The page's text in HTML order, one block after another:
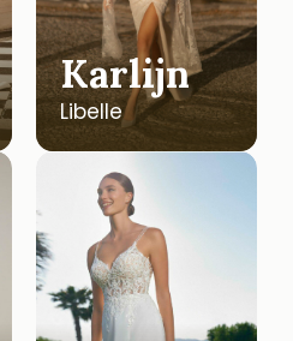
Karlijn
Libelle